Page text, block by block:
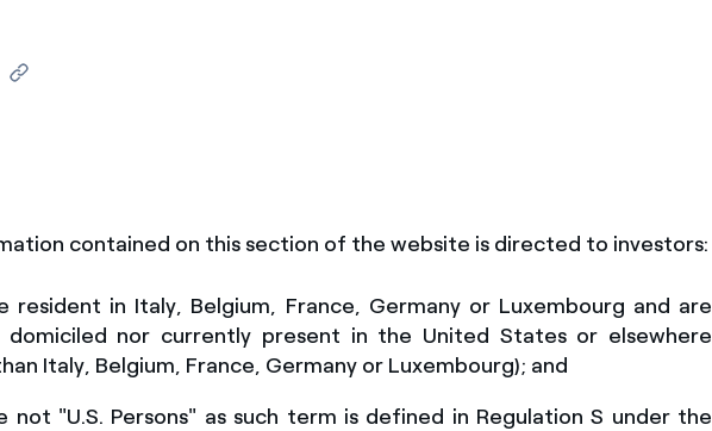
contained on this section of the website is directed to investors:
resident in Italy, Belgium, France, Germany or Luxembourg and are
domiciled nor currently present in the United States or elsewhere
Italy, Belgium, France, Germany or Luxembourg); and
not "U.S. Persons" as such term is defined in Regulation S under the